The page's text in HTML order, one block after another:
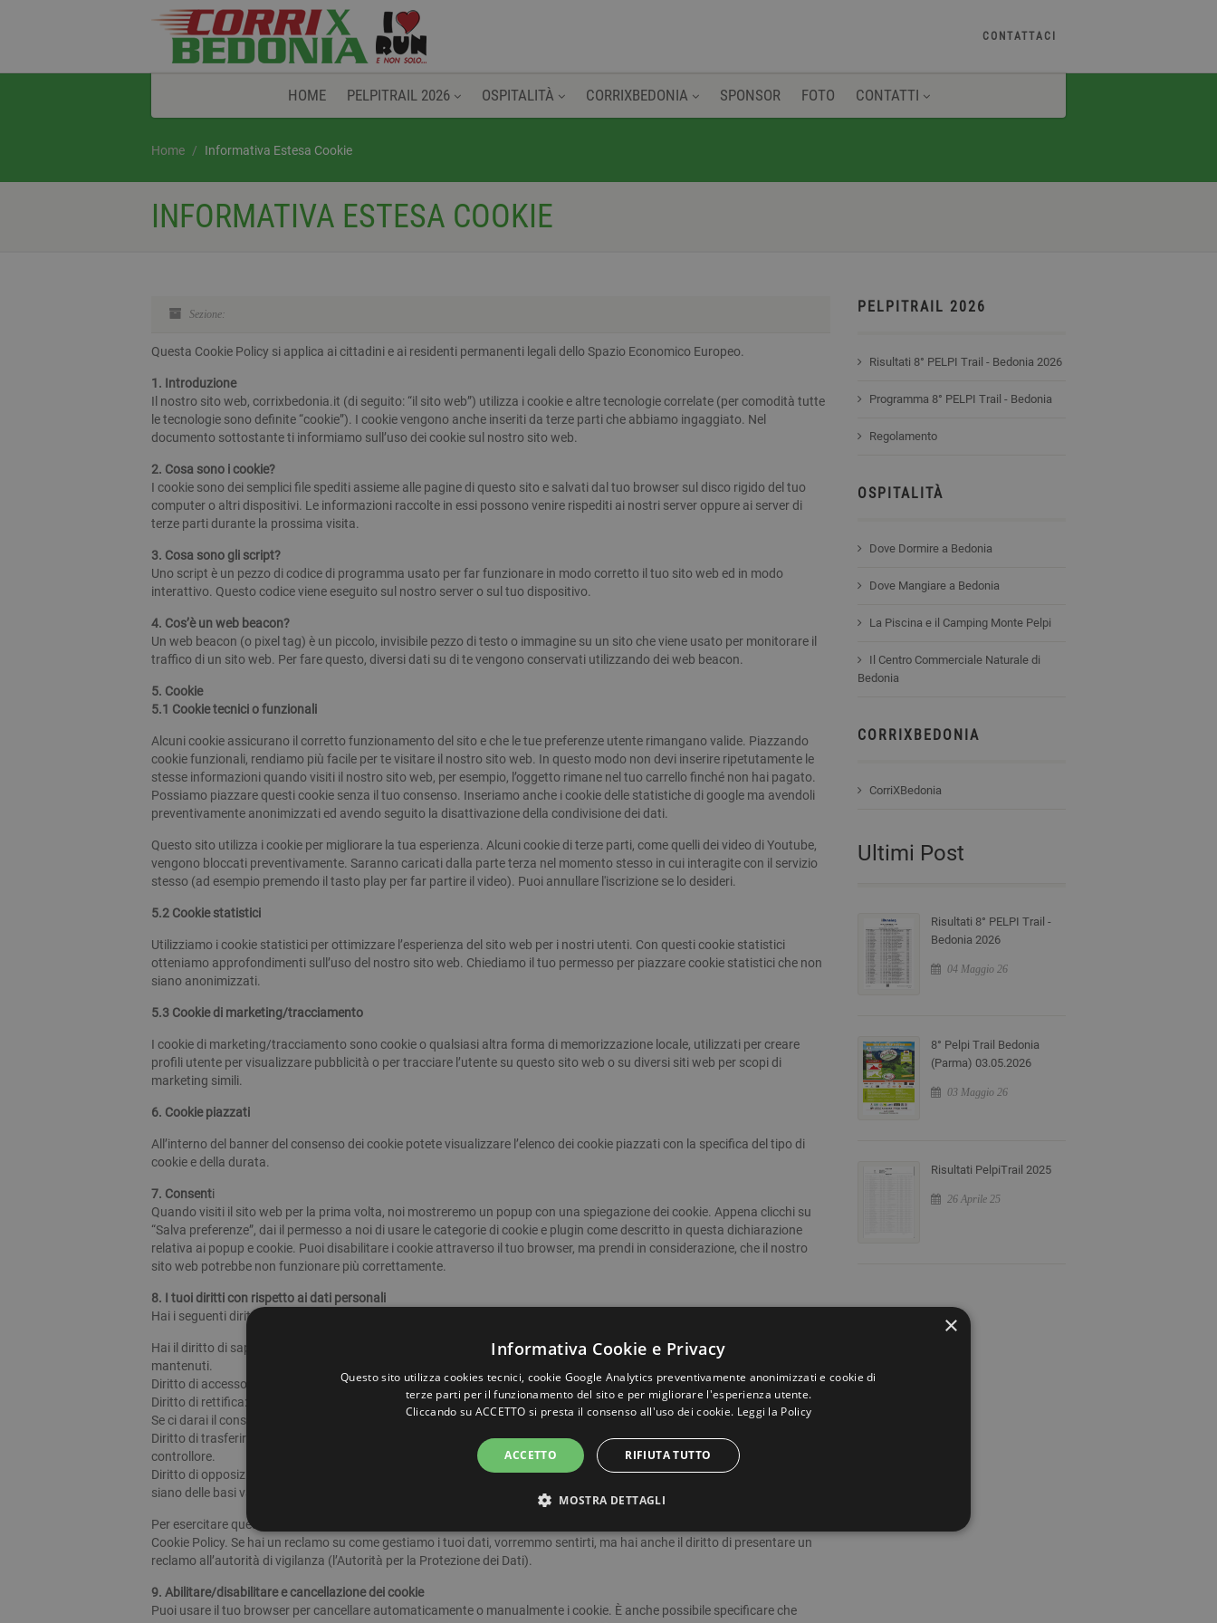
CONTATTACI
HOME PELPITRAIL 2026 OSPITALITÀ CORRIXBEDONIA SPONSOR FOTO CONTATTI
Home Informativa Estesa Cookie
INFORMATIVA ESTESA COOKIE
Sezione:
Questa Cookie Policy si applica ai cittadini e ai residenti permanenti legali dello Spazio Economico Europeo.
1. Introduzione
Il nostro sito web, corrixbedonia.it (di seguito: “il sito web”) utilizza i cookie e altre tecnologie correlate (per comodità tutte
le tecnologie sono definite “cookie”). I cookie vengono anche inseriti da terze parti che abbiamo ingaggiato. Nel
documento sottostante ti informiamo sull’uso dei cookie sul nostro sito web.
2. Cosa sono i cookie?
I cookie sono dei semplici file spediti assieme alle pagine di questo sito e salvati dal tuo browser sul disco rigido del tuo
computer o altri dispositivi. Le informazioni raccolte in essi possono venire rispediti ai nostri server oppure ai server di
terze parti durante la prossima visita.
3. Cosa sono gli script?
Uno script è un pezzo di codice di programma usato per far funzionare in modo corretto il tuo sito web ed in modo
interattivo. Questo codice viene eseguito sul nostro server o sul tuo dispositivo.
4. Cos’è un web beacon?
Un web beacon (o pixel tag) è un piccolo, invisibile pezzo di testo o immagine su un sito che viene usato per monitorare il
traffico di un sito web. Per fare questo, diversi dati su di te vengono conservati utilizzando dei web beacon.
5. Cookie
5.1 Cookie tecnici o funzionali
Alcuni cookie assicurano il corretto funzionamento del sito e che le tue preferenze utente rimangano valide. Piazzando
cookie funzionali, rendiamo più facile per te visitare il nostro sito web. In questo modo non devi inserire ripetutamente le
stesse informazioni quando visiti il nostro sito web, per esempio, l’oggetto rimane nel tuo carrello finché non hai pagato.
Possiamo piazzare questi cookie senza il tuo consenso. Inseriamo anche i cookie delle statistiche di google ma avendoli
preventivamente anonimizzati ed avendo seguito la disattivazione della condivisione dei dati.
Questo sito utilizza i cookie per migliorare la tua esperienza. Alcuni cookie di terze parti, come quelli dei video di Youtube,
vengono bloccati preventivamente. Saranno caricati dalla parte terza nel momento stesso in cui interagite con il servizio
stesso (ad esempio premendo il tasto play per far partire il video). Puoi annullare l'iscrizione se lo desideri.
5.2 Cookie statistici
Utilizziamo i cookie statistici per ottimizzare l’esperienza del sito web per i nostri utenti. Con questi cookie statistici
otteniamo approfondimenti sull’uso del nostro sito web. Chiediamo il tuo permesso per piazzare cookie statistici che non
siano anonimizzati.
5.3 Cookie di marketing/tracciamento
I cookie di marketing/tracciamento sono cookie o qualsiasi altra forma di memorizzazione locale, utilizzati per creare
profili utente per visualizzare pubblicità o per tracciare l’utente su questo sito web o su diversi siti web per scopi di
marketing simili.
6. Cookie piazzati
All’interno del banner del consenso dei cookie potete visualizzare l’elenco dei cookie piazzati con la specifica del tipo di
cookie e della durata.
7. Consenti
Quando visiti il sito web per la prima volta, noi mostreremo un popup con una spiegazione dei cookie. Appena clicchi su
“Salva preferenze”, dai il permesso a noi di usare le categorie di cookie e plugin come descritto in questa dichiarazione
relativa ai popup e cookie. Puoi disabilitare i cookie attraverso il tuo browser, ma prendi in considerazione, che il nostro
sito web potrebbe non funzionare più correttamente.
8. I tuoi diritti con rispetto ai dati personali
Hai i seguenti diritti relativi ai tuoi dati personali:
Hai il diritto di sapere quando i tuoi dati personali sono necessari, cosa succede ad essi, quanto a lungo verranno
mantenuti.
Diritto di accesso: hai il diritto ad accedere ai tuoi dati personali dei quali siamo a conoscenza.
Diritto di rettifica: hai il diritto a completare, correggere, cancellare o bloccare i tuoi dati personali quando lo desideri.
Se ci darai il consenso per elaborare i tuoi dati, hai il diritto di revocare questo consenso e di eliminare i tuoi dati personali.
Diritto di trasferire i tuoi dati: hai il diritto di richiedere tutti i tuoi dati dal controllore e trasferirli tutti quanti ad un altro
controllore.
Diritto di opposizione: hai il diritto di opporti al trattamento dei tuoi dati. Noi rispetteremo questa scelta, a meno che non ci
siano delle basi valide per trattarli.
Per esercitare questi diritti, non esitate a contattarci. Si prega di fare riferimento ai dettagli di contatto in fondo a questa
Cookie Policy. Se hai un reclamo su come gestiamo i tuoi dati, vorremmo sentirti, ma hai anche il diritto di presentare un
reclamo all’autorità di vigilanza (l’Autorità per la Protezione dei Dati).
9. Abilitare/disabilitare e cancellazione dei cookie
Puoi usare il tuo browser per cancellare automaticamente o manualmente i cookie. È anche possibile specificare che
PELPITRAIL 2026
Risultati 8° PELPI Trail - Bedonia 2026
Programma 8° PELPI Trail - Bedonia
Regolamento
OSPITALITÀ
Dove Dormire a Bedonia
Dove Mangiare a Bedonia
La Piscina e il Camping Monte Pelpi
Il Centro Commerciale Naturale di
Bedonia
CORRIXBEDONIA
CorriXBedonia
Ultimi Post
Risultati 8° PELPI Trail -
Bedonia 2026
04 Maggio 26
8° Pelpi Trail Bedonia
(Parma) 03.05.2026
03 Maggio 26
Risultati PelpiTrail 2025
26 Aprile 25
×
Informativa Cookie e Privacy
Questo sito utilizza cookies tecnici, cookie Google Analytics preventivamente anonimizzati e cookie di
terze parti per il funzionamento del sito e per migliorare l'esperienza utente.
Cliccando su ACCETTO si presta il consenso all'uso dei cookie. Leggi la Policy
ACCETTO RIFIUTA TUTTO
MOSTRA DETTAGLI
STRETTAMENTE NECESSARI E STATISTICHE
Strettamente necessari e Statistiche